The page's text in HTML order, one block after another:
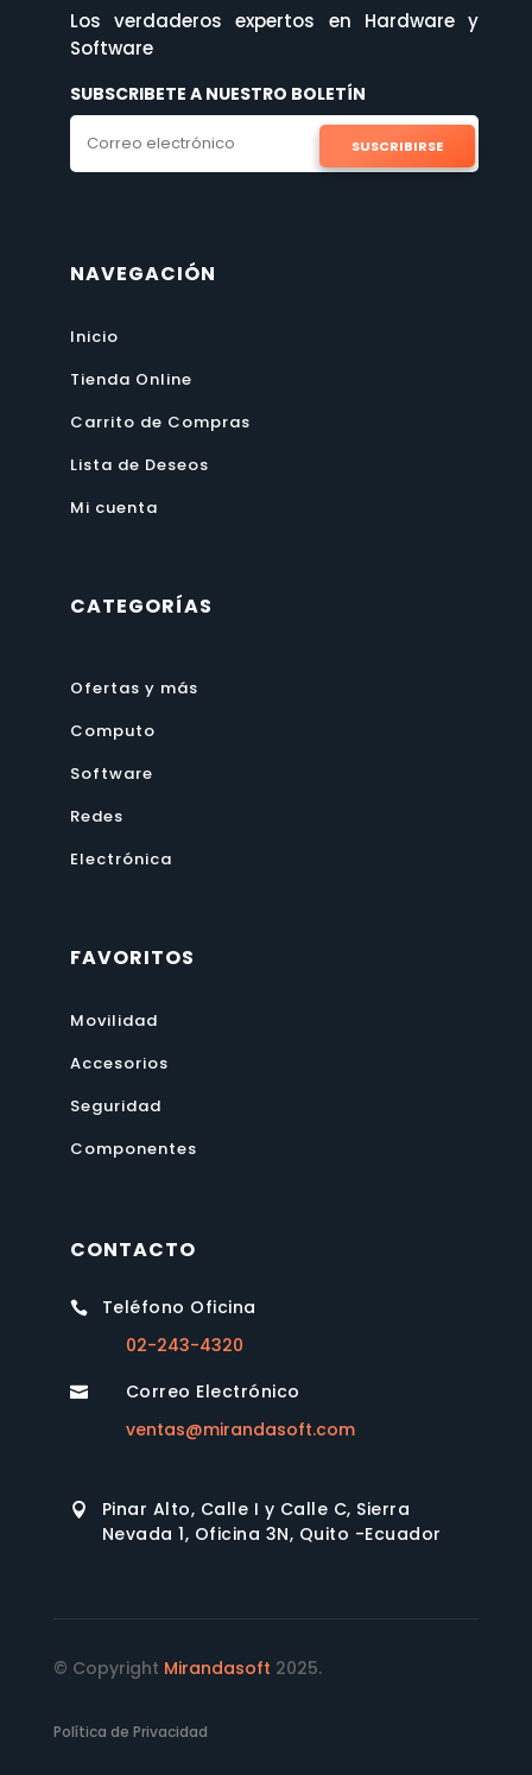
Los verdaderos expertos en Hardware y
Software
SUBSCRIBETE A NUESTRO BOLETÍN
SUSCRIBIRSE
NAVEGACIÓN
Inicio
Tienda Online
Carrito de Compras
Lista de Deseos
Mi cuenta
CATEGORÍAS
Ofertas y más
Computo
Software
Redes
Electrónica
FAVORITOS
Movilidad
Accesorios
Seguridad
Componentes
CONTACTO

Teléfono Oficina
02-243-4320

Correo Electrónico
ventas@mirandasoft.com

Pinar Alto, Calle I y Calle C, Sierra
Nevada 1, Oficina 3N, Quito -Ecuador
© Copyright Mirandasoft 2025.
Política de Privacidad